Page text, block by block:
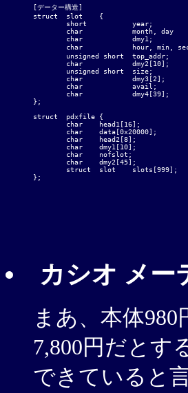
[データー構造]
struct	slot	{
};
struct	pdxfile	{
};
カシオ メー
まあ、本体
7,800円だとす
できていると